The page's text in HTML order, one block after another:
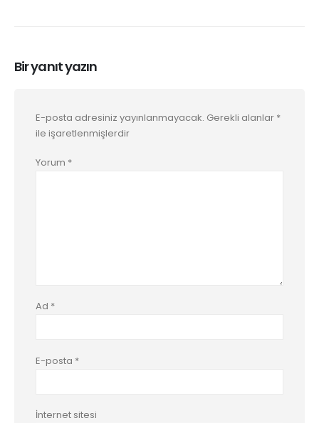
Bir yanıt yazın
E-posta adresiniz yayınlanmayacak. Gerekli alanlar *
ile işaretlenmişlerdir
Yorum *
Ad *
E-posta *
İnternet sitesi